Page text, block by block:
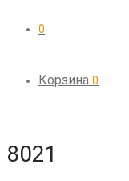
0
Корзина 0
8021